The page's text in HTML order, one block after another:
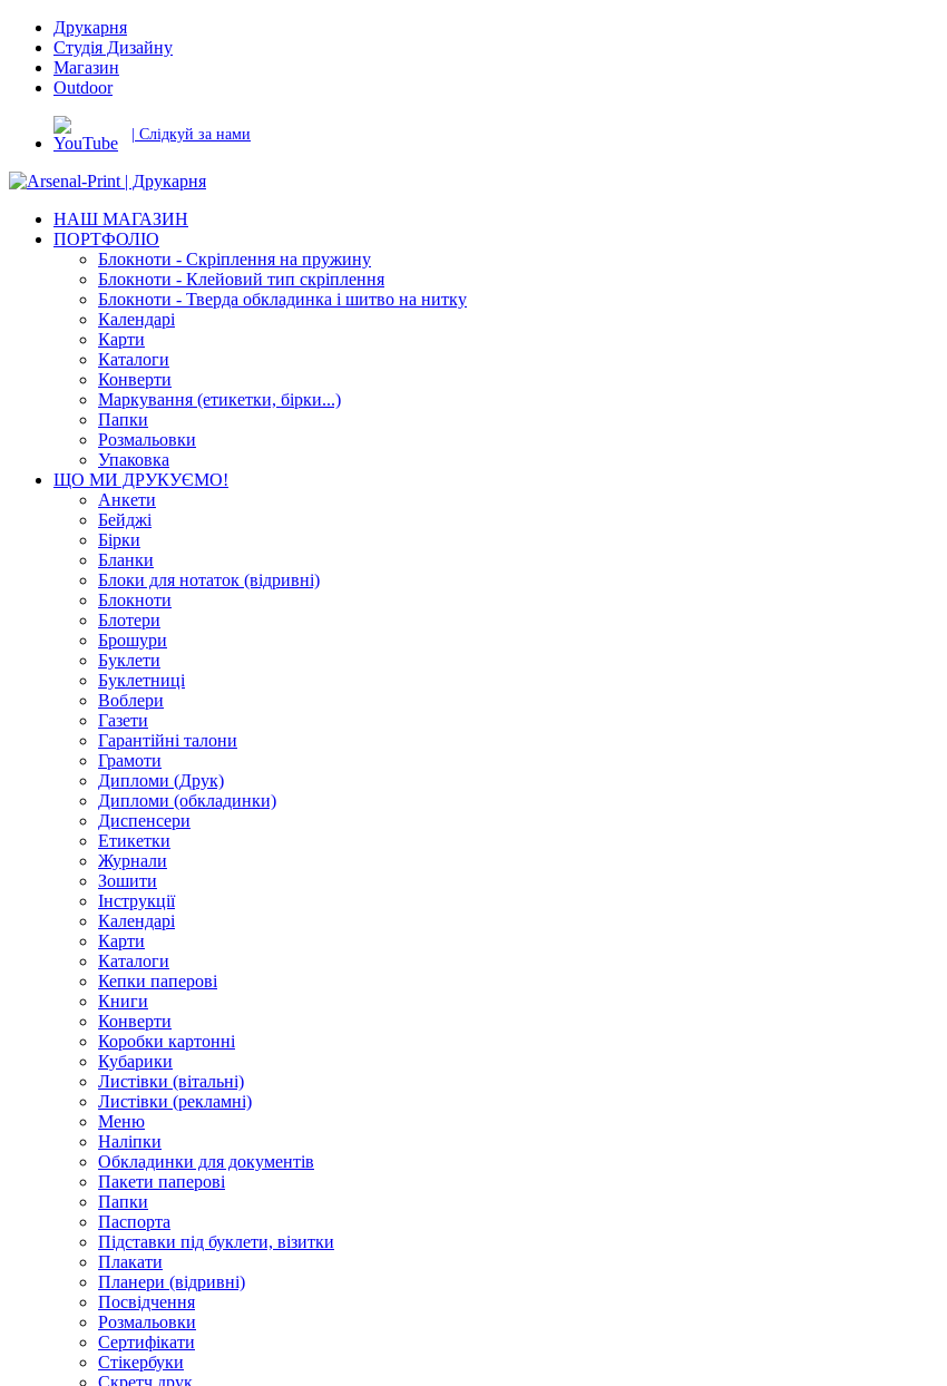
Друкарня
Студія Дизайну
Магазин
Outdoor
| Слідкуй за нами
НАШ МАГАЗИН
ПОРТФОЛІО
Блокноти - Скріплення на пружину
Блокноти - Клейовий тип скріплення
Блокноти - Тверда обкладинка і шитво на нитку
Календарі
Карти
Каталоги
Конверти
Маркування (етикетки, бірки...)
Папки
Розмальовки
Упаковка
ЩО МИ ДРУКУЄМО!
Анкети
Бейджі
Бірки
Бланки
Блоки для нотаток (відривні)
Блокноти
Блотери
Брошури
Буклети
Буклетниці
Воблери
Газети
Гарантійні талони
Грамоти
Дипломи (Друк)
Дипломи (обкладинки)
Диспенсери
Етикетки
Журнали
Зошити
Інструкції
Календарі
Карти
Каталоги
Кепки паперові
Книги
Конверти
Коробки картонні
Кубарики
Листівки (вітальні)
Листівки (рекламні)
Меню
Наліпки
Обкладинки для документів
Пакети паперові
Папки
Паспорта
Підставки під буклети, візитки
Плакати
Планери (відривні)
Посвідчення
Розмальовки
Сертифікати
Стікербуки
Скретч друк